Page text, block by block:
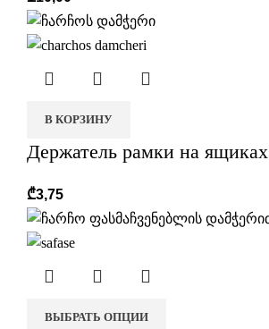
В КОРЗИНУ
Держатель рамки на ящиках
₾3,75
ВЫБРАТЬ ОПЦИИ